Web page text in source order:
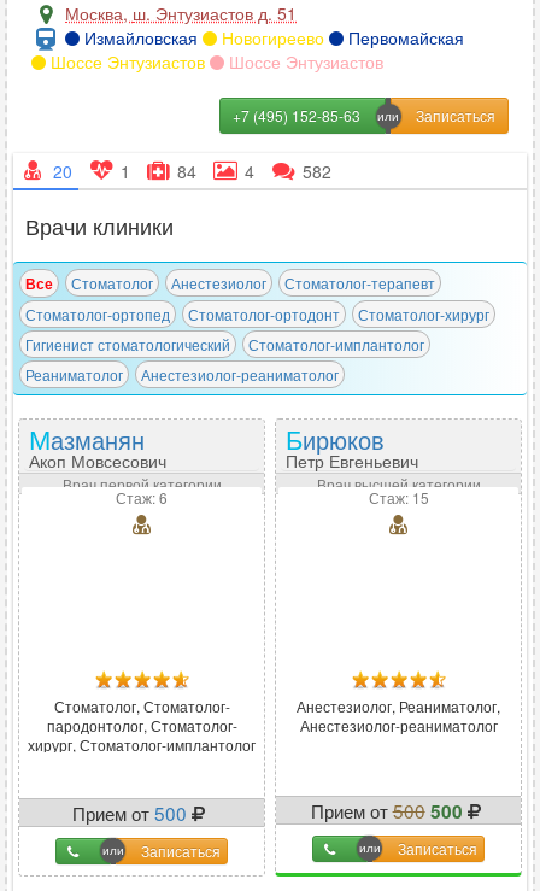
Москва, ш. Энтузиастов д. 51
Измайловская
Новогиреево
Первомайская
Шоссе Энтузиастов
Шоссе Энтузиастов
+7 (495) 152-85-63
20 1 84 4 582
Врачи клиники
Все Стоматолог Анестезиолог
Стоматолог-терапевт
Стоматолог-ортопед
Стоматолог-ортодонт
Стоматолог-хирург
Гигиенист стоматологический
Стоматолог-имплантолог
Реаниматолог
Анестезиолог-реаниматолог
Мазманян
Акоп Мовсесович
Врач первой категории
Стаж: 6
Стоматолог, Стоматолог-
пародонтолог, Стоматолог-
хирург, Стоматолог-имплантолог
Прием от500
Записаться
Бирюков
Петр Евгеньевич
Врач высшей категории
Стаж: 15
Анестезиолог, Реаниматолог,
Анестезиолог-реаниматолог
Прием от500 500
Записаться